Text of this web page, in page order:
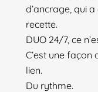
d’ancrage, qui
recette.
DUO 24/7, ce
C’est une
lien.
Du rythme.